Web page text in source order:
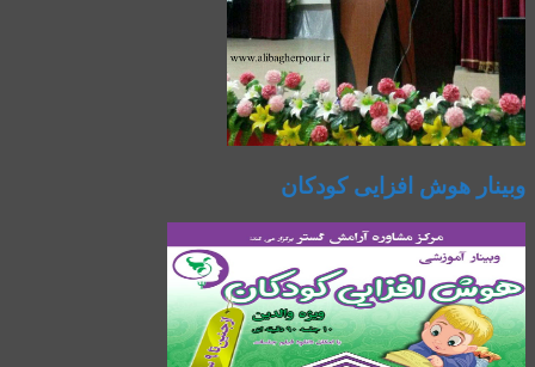
وبینار هوش افزایی کودکان